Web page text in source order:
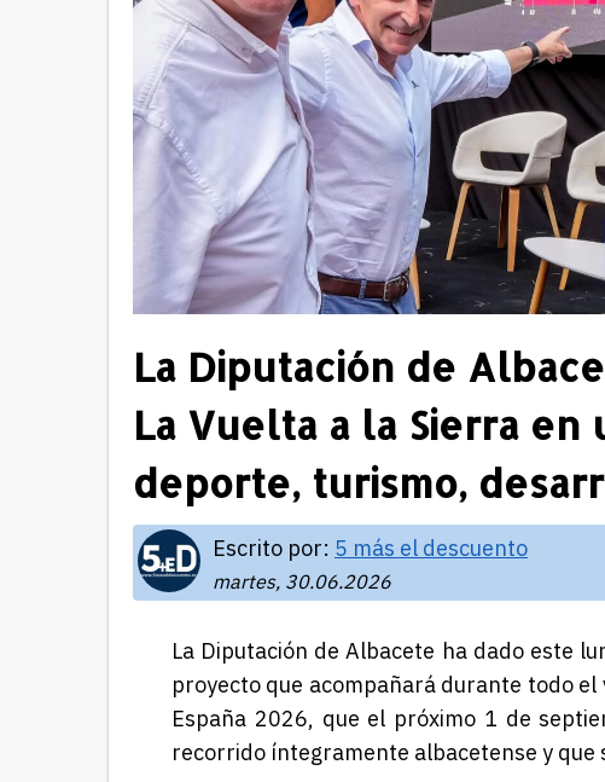
La Diputación de
La Vuelta a la Sierra
deporte, turismo,
Escrito por: 5 más el descuento
martes, 30.06.2026
La Diputación de Albacete ha dado este
proyecto que acompañará durante todo el
España 2026, que el próximo 1 de
recorrido íntegramente albacetense y